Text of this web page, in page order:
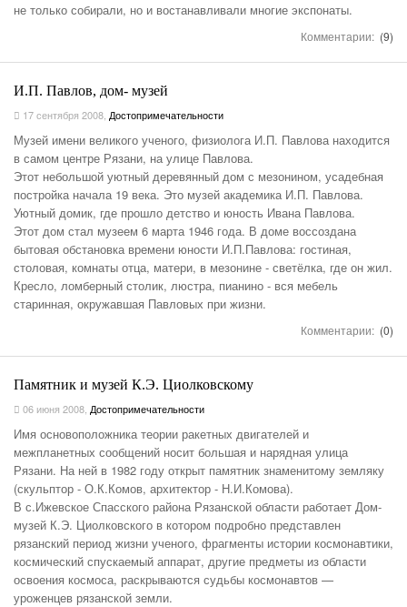
не только собирали, но и востанавливали многие экспонаты.
Комментарии: (9)
И.П. Павлов, дом- музей
17 сентября 2008 Достопримечательности
Музей имени великого ученого, физиолога И.П. Павлова находится
в самом центре Рязани, на улице Павлова.
Этот небольшой уютный деревянный дом с мезонином, усадебная
постройка начала 19 века. Это музей академика И.П. Павлова.
Уютный домик, где прошло детство и юность Ивана Павлова.
Этот дом стал музеем 6 марта 1946 года. В доме воссоздана
бытовая обстановка времени юности И.П.Павлова: гостиная,
столовая, комнаты отца, матери, в мезонине - светёлка, где он жил.
Кресло, ломберный столик, люстра, пианино - вся мебель
старинная, окружавшая Павловых при жизни.
Комментарии: (0)
Памятник и музей К.Э. Циолковскому
06 июня 2008 Достопримечательности
Имя основоположника теории ракетных двигателей и
межпланетных сообщений носит большая и нарядная улица
Рязани. На ней в 1982 году открыт памятник знаменитому земляку
(скульптор - О.К.Комов, архитектор - Н.И.Комова).
В с.Ижевское Спасского района Рязанской области работает Дом-
музей К.Э. Циолковского в котором подробно представлен
рязанский период жизни ученого, фрагменты истории космонавтики,
космический спускаемый аппарат, другие предметы из области
освоения космоса, раскрываются судьбы космонавтов —
уроженцев рязанской земли.